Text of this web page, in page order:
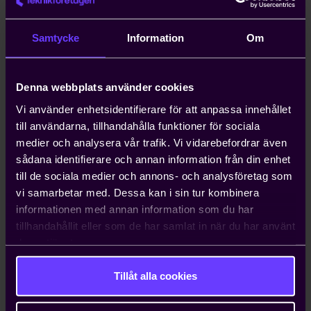
Samtycke Information Om
Denna webbplats använder cookies
Vi använder enhetsidentifierare för att anpassa innehållet
till användarna, tillhandahålla funktioner för sociala
medier och analysera vår trafik. Vi vidarebefordrar även
sådana identifierare och annan information från din enhet
till de sociala medier och annons- och analysföretag som
vi samarbetar med. Dessa kan i sin tur kombinera
informationen med annan information som du har
tillhandahållit eller som de har samlat in när du har använt
Tillåt alla cookies
Ring Maila
Ring Maila
Mattias Almgren
Ekonom
Ring Maila
Ellen Khan
Ekonom